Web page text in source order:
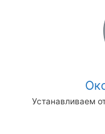
Устанавливаем